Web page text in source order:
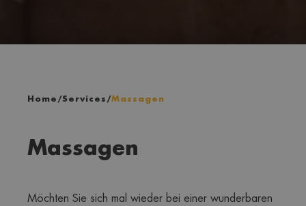
Home /Services /Massagen
Massagen
Möchten Sie sich mal wieder bei einer wunderbaren